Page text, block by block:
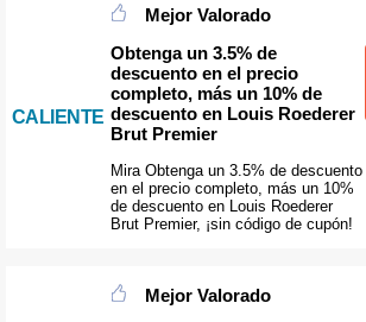
CALIENTE
Mejor Valorado
Obtenga un 3.5% de
descuento en el precio
completo, más un 10% de
descuento en Louis Roederer
Brut Premier
Mira Obtenga un 3.5% de descuento
en el precio completo, más un 10%
de descuento en Louis Roederer
Brut Premier, ¡sin código de cupón!
Mejor Valorado